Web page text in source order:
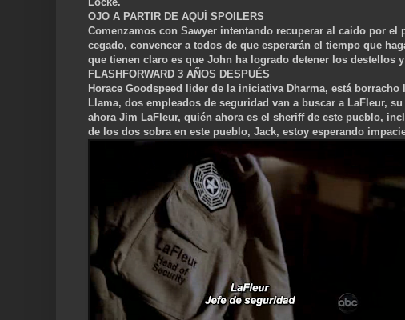
OJO A PARTIR DE AQUÍ SPOILERS
Comenzamos con Sawyer intentando recuperar al caido por
cegado, convencer a todos de que esperarán el tiempo que
que tienen claro es que John ha logrado detener los destellos
FLASHFORWARD 3 AÑOS DESPUÉS
Horace Goodspeed lider de la iniciativa Dharma, está
Llama, dos empleados de seguridad van a buscar a LaFleur,
ahora Jim LaFleur, quién ahora es el sheriff de este pueblo,
de los dos sobra en este pueblo, Jack, estoy esperando